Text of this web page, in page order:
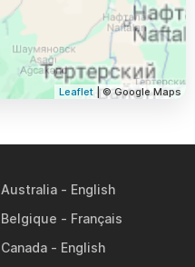
Leaflet | © Google Maps
Australia
Belgique
Canada